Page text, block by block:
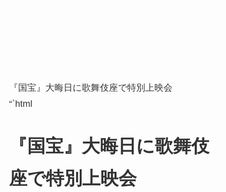
『国宝』大晦日に歌舞伎座で特別上映会
“`html
『国宝』大晦日に歌舞伎
座で特別上映会